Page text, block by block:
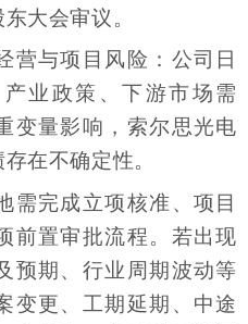
大会审议。
营与项目风险：公司日
业政策、下游市场需
变量影响，索尔思光电
在不确定性。
需完成立项核准、项目
前置审批流程。若出现
预期、行业周期波动等
变更、工期延期、中途